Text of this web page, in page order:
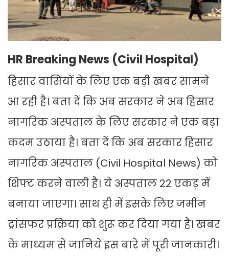
HR Breaking News (Civil Hospital)
हिसार वासियों के लिए एक बड़ी खबर सामने
आ रही है। बता दें कि अब सरकार ने अब हिसार
नागरिक अस्पताल के लिए सरकार ने एक बड़ा
कदम उठाया है। बता दें कि अब सरकार हिसार
नागरिक अस्पताल (Civil Hospital News) को
शिफ्ट करने वाली है। ये अस्पताल 22 एकड़ में
बनाया जाएगा। साथ ही में इसके लिए जमीन
ट्रांसफर प्रक्रिया को शुरू कर दिया गया है। खबर
के माध्यम से जानिये इस बारे में पूरी जानकारी।